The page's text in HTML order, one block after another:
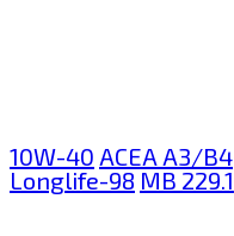
10W-40 ACEA A3/B4
Longlife-98 MB 229.1